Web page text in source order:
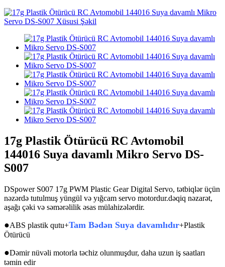
17g Plastik Ötürücü RC Avtomobil
144016 Suya davamlı Mikro Servo DS-
S007
DSpower S007 17g PWM Plastic Gear Digital Servo, tətbiqlər üçün
nəzərdə tutulmuş yüngül və yığcam servo motordur.dəqiq nəzarət,
aşağı çəki və səmərəlilik əsas mülahizələrdir.
●ABS plastik qutu+Tam Bədən Suya davamlıdır+Plastik
Ötürücü
●Dəmir nüvəli motorla təchiz olunmuşdur, daha uzun iş saatları
təmin edir